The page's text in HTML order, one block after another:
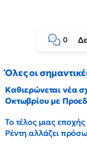
0
Όλες οι
Καθιερώνεται νέα
Οκτωβρίου με
Το τέλος μιας
Ρέντη αλλάζει